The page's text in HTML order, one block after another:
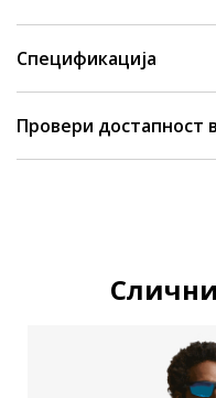
Спецификација
Провери достапност